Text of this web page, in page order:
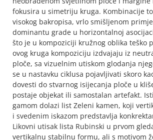
fokusira u simetriju kruga. Kombinacije
visokog bakropisa, vrlo smišljenom
dominantu grade u horizontalnoj
što je u kompoziciji kružnog oblika teško
ovog kruga kompoziciju izdvajaju iz
ploče, sa vizuelnim utiskom glodanja
se u nastavku ciklusa pojavljivati skoro
dovesti do stvarnog isijecanja ploče u
postaje objekat ili samostalan artefakt.
gamom dolazi list Zeleni kamen, koji
i svedenim iskazom predstavlja
Likovni utisak lista Rubinski u prvom
vertikalnu stabilnu formu, ali s motivom